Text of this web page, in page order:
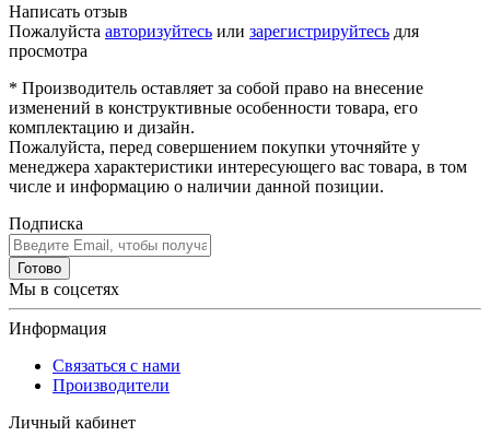
Написать отзыв
Пожалуйста авторизуйтесь или зарегистрируйтесь для
просмотра
* Производитель оставляет за собой право на внесение
изменений в конструктивные особенности товара, его
комплектацию и дизайн.
Пожалуйста, перед совершением покупки уточняйте у
менеджера характеристики интересующего вас товара, в том
числе и информацию о наличии данной позиции.
Подписка
Готово
Мы в соцсетях
Информация
Связаться с нами
Производители
Личный кабинет